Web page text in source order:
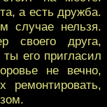
а есть дружба.
случае нельзя.
своего друга,
его пригласил
не вечно,